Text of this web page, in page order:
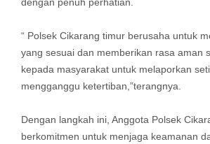
“ Polsek Cikarang timur berusaha untuk
yang sesuai dan memberikan rasa aman
kepada masyarakat untuk melaporkan
mengganggu ketertiban,”terangnya.
Dengan langkah ini, Anggota Polsek
berkomitmen untuk menjaga keamanan